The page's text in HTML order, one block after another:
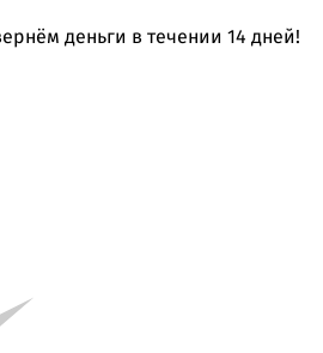
деньги в течении 14 дней!